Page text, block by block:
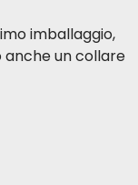
imballaggio,
un collare